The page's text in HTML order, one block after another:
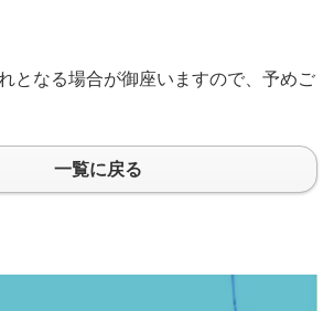
となる場合が御座いますので、予めご
一覧に戻る